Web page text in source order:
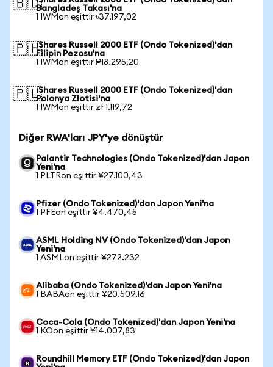
🇧🇩Bangladeş Takası'na
1 IWMon eşittir ৳37.197,02
🇵🇭iShares Russell 2000 ETF (Ondo Tokenized)'dan
Filipin Pezosu'na
1 IWMon eşittir ₱18.295,20
🇵🇱iShares Russell 2000 ETF (Ondo Tokenized)'dan
Polonya Zlotisi'na
1 IWMon eşittir zł 1.119,72
Diğer RWA'ları JPY'ye dönüştür
Palantir Technologies (Ondo Tokenized)'dan Japon
Yeni'na
1 PLTRon eşittir ¥27.100,43
Pfizer (Ondo Tokenized)'dan Japon Yeni'na
1 PFEon eşittir ¥4.470,45
ASML Holding NV (Ondo Tokenized)'dan Japon
Yeni'na
1 ASMLon eşittir ¥272.232
Alibaba (Ondo Tokenized)'dan Japon Yeni'na
1 BABAon eşittir ¥20.509,16
Coca-Cola (Ondo Tokenized)'dan Japon Yeni'na
1 KOon eşittir ¥14.007,83
Roundhill Memory ETF (Ondo Tokenized)'dan Japon